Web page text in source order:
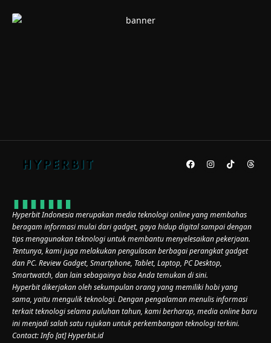
Hyperbit Indonesia merupakan media teknologi online yang membahas
beragam informasi mulai dari gadget, gaya hidup digital sampai dengan
tips menggunakan teknologi untuk membantu menyelesaikan pekerjaan.
Tentunya, kami juga melakukan pengulasan berbagai perangkat gadget
dan PC. Review Gadget, Smartphone, Tablet, Laptop, PC Desktop,
Smartwatch, dan lain sebagainya bisa Anda temukan di sini.
Hyperbit dikerjakan oleh sekumpulan orang yang memiliki hobi yang
sama, yaitu mengulik teknologi. Dengan pengalaman menulis informasi
terkait teknologi selama puluhan tahun, kami berharap, media online baru
ini menjadi salah satu rujukan untuk perkembangan teknologi terkini.
Contact: Info [at] Hyperbit.id